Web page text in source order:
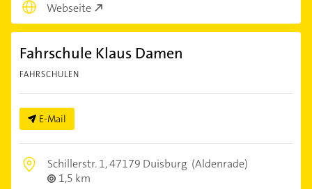
Webseite
Fahrschule Klaus Damen
FAHRSCHULEN
E-Mail
Schillerstr. 1,47179 Duisburg (Aldenrade)
1,5 km